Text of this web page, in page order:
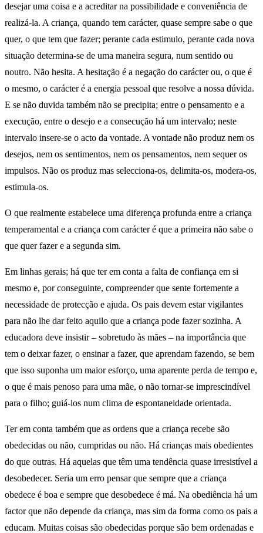
desejar uma coisa e a acreditar na possibilidade e conveniência de
realizá-la. A criança, quando tem carácter, quase sempre sabe o que
quer, o que tem que fazer; perante cada estimulo, perante cada nova
situação determina-se de uma maneira segura, num sentido ou
noutro. Não hesita. A hesitação é a negação do carácter ou, o que é
o mesmo, o carácter é a energia pessoal que resolve a nossa dúvida.
E se não duvida também não se precipita; entre o pensamento e a
execução, entre o desejo e a consecução há um intervalo; neste
intervalo insere-se o acto da vontade. A vontade não produz nem os
desejos, nem os sentimentos, nem os pensamentos, nem sequer os
impulsos. Não os produz mas selecciona-os, delimita-os, modera-os,
estimula-os.
O que realmente estabelece uma diferença profunda entre a criança
temperamental e a criança com carácter é que a primeira não sabe o
que quer fazer e a segunda sim.
Em linhas gerais; há que ter em conta a falta de confiança em si
mesmo e, por conseguinte, compreender que sente fortemente a
necessidade de protecção e ajuda. Os pais devem estar vigilantes
para não lhe dar feito aquilo que a criança pode fazer sozinha. A
educadora deve insistir – sobretudo às mães – na importância que
tem o deixar fazer, o ensinar a fazer, que aprendam fazendo, se bem
que isso suponha um maior esforço, uma aparente perda de tempo e,
o que é mais penoso para uma mãe, o não tornar-se imprescindível
para o filho; guiá-los num clima de espontaneidade orientada.
Ter em conta também que as ordens que a criança recebe são
obedecidas ou não, cumpridas ou não. Há crianças mais obedientes
do que outras. Há aquelas que têm uma tendência quase irresistível a
desobedecer. Seria um erro pensar que sempre que a criança
obedece é boa e sempre que desobedece é má. Na obediência há um
factor que não depende da criança, mas sim da forma como os pais a
educam. Muitas coisas são obedecidas porque são bem ordenadas e